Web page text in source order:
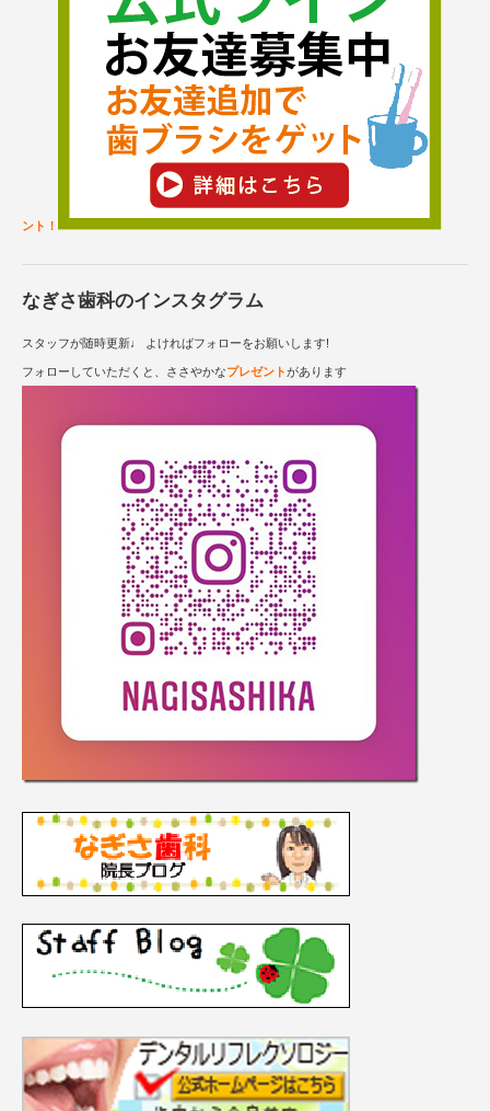
ント！
なぎさ歯科のインスタグラム
スタッフが随時更新♩ よければフォローをお願いします!
フォローしていただくと、ささやかなプレゼントがあります